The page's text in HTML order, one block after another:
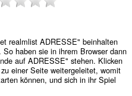
realmlist ADRESSE" beinhalten
haben sie in ihrem Browser dann
auf ADRESSE" stehen. Klicken
einer Seite weitergeleitet, womit
können, und sich in ihr Spiel